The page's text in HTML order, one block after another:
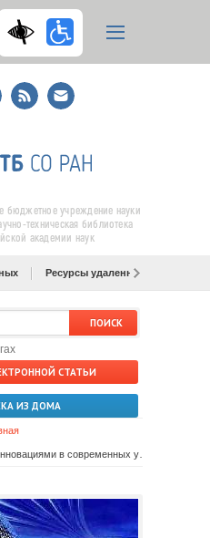
RSS
E-
mail
подписка
бюджетное учреждение науки
техническая библиотека
академии наук
Ресурсы удаленного доступа
СТАТЬИ
ИЗ ДОМА